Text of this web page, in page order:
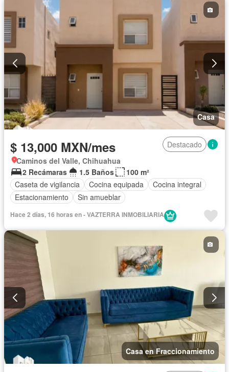
Casa
$ 13,000 MXN/mes
Destacado
Caminos del Valle, Chihuahua
2 Recámaras
1.5 Baños
100 m²
Caseta de vigilancia
Cocina equipada
Cocina integral
Estacionamiento
Sin amueblar
Hace 2 días, 16 horas en - VAZTERRA INMOBILIARIA
Casa en Fraccionamiento